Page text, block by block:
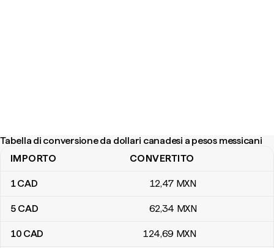
Tabella di conversione da dollari canadesi a pesos messicani
Tabella di conversione da dollari canadesi a pesos messicani
IMPORTO CONVERTITO
1CAD 12,47 MXN
5 CAD 62,34 MXN
10 CAD 124,69 MXN